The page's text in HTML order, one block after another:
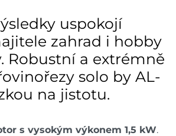
uspokojí
zahrad i hobby
Robustní a extrémně
solo by AL-
na jistotu.
s vysokým výkonem 1,5 kW.